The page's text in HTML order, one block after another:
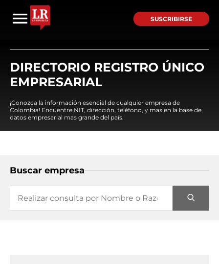
SUSCRIBIRSE
DIRECTORIO REGISTRO ÚNICO
EMPRESARIAL
¡Conozca la información esencial de cualquier empresa de
Colombia! Encuentre NIT, dirección, teléfono, y mas en la base de
datos empresarial mas grande del país.
Buscar empresa